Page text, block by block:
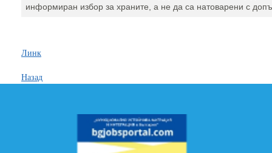
информиран избор за храните, а не да са натоварени с
Линк
Назад